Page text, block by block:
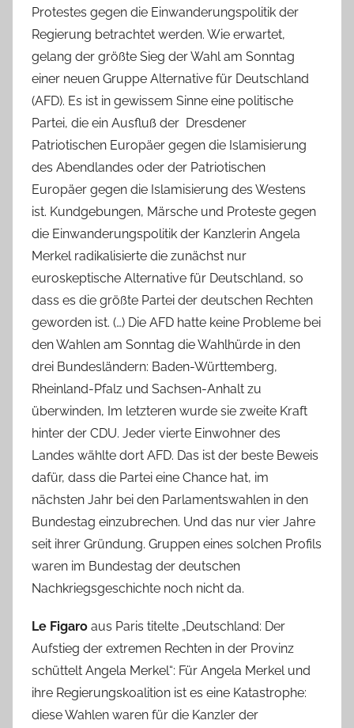
Protestes gegen die Einwanderungspolitik der
Regierung betrachtet werden. Wie erwartet,
gelang der größte Sieg der Wahl am Sonntag
einer neuen Gruppe Alternative für Deutschland
(AFD). Es ist in gewissem Sinne eine politische
Partei, die ein Ausfluß der Dresdener
Patriotischen Europäer gegen die Islamisierung
des Abendlandes oder der Patriotischen
Europäer gegen die Islamisierung des Westens
ist. Kundgebungen, Märsche und Proteste gegen
die Einwanderungspolitik der Kanzlerin Angela
Merkel radikalisierte die zunächst nur
euroskeptische Alternative für Deutschland, so
dass es die größte Partei der deutschen Rechten
geworden ist. (…) Die AFD hatte keine Probleme bei
den Wahlen am Sonntag die Wahlhürde in den
drei Bundesländern: Baden-Württemberg,
Rheinland-Pfalz und Sachsen-Anhalt zu
überwinden, Im letzteren wurde sie zweite Kraft
hinter der CDU. Jeder vierte Einwohner des
Landes wählte dort AFD. Das ist der beste Beweis
dafür, dass die Partei eine Chance hat, im
nächsten Jahr bei den Parlamentswahlen in den
Bundestag einzubrechen. Und das nur vier Jahre
seit ihrer Gründung. Gruppen eines solchen Profils
waren im Bundestag der deutschen
Nachkriegsgeschichte noch nicht da.
Le Figaro aus Paris titelte „Deutschland: Der
Aufstieg der extremen Rechten in der Provinz
schüttelt Angela Merkel“: Für Angela Merkel und
ihre Regierungskoalition ist es eine Katastrophe:
diese Wahlen waren für die Kanzler der